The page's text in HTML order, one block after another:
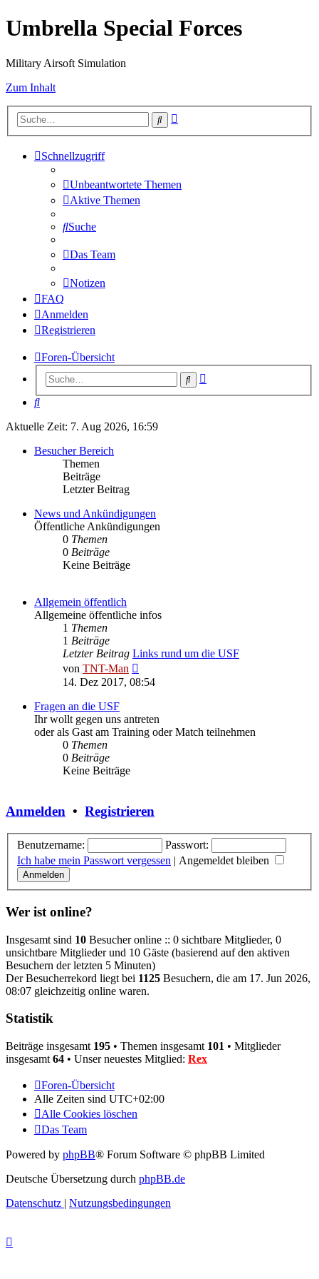
Umbrella Special Forces
Military Airsoft Simulation
Zum Inhalt
Suche
Schnellzugriff
Unbeantwortete Themen
Aktive Themen
Suche
Das Team
Notizen
FAQ
Anmelden
Registrieren
Foren-Übersicht
Suche
Suche
Aktuelle Zeit: 7. Aug 2026, 16:59
Besucher Bereich
Themen
Beiträge
Letzter Beitrag
News und Ankündigungen
Öffentliche Ankündigungen
0 Themen
0 Beiträge
Keine Beiträge
Allgemein öffentlich
Allgemeine öffentliche infos
1 Themen
1 Beiträge
Letzter Beitrag Links rund um die USF
von TNT-Man
Beitrag
14. Dez 2017, 08:54
Fragen an die USF
Ihr wollt gegen uns antreten
oder als Gast am Training oder Match teilnehmen
0 Themen
0 Beiträge
Keine Beiträge
Anmelden • Registrieren
Benutzername:
Passwort:
Ich habe mein Passwort vergessen | Angemeldet bleiben
Wer ist online?
Insgesamt sind 10 Besucher online :: 0 sichtbare Mitglieder, 0
unsichtbare Mitglieder und 10 Gäste (basierend auf den aktiven
Besuchern der letzten 5 Minuten)
Der Besucherrekord liegt bei 1125 Besuchern, die am 17. Jun 2026,
08:07 gleichzeitig online waren.
Statistik
Beiträge insgesamt 195 • Themen insgesamt 101 • Mitglieder
insgesamt 64 • Unser neuestes Mitglied: Rex
Foren-Übersicht
Alle Zeiten sind UTC+02:00
Alle Cookies löschen
Das Team
Powered by phpBB® Forum Software © phpBB Limited
Deutsche Übersetzung durch phpBB.de
Datenschutz | Nutzungsbedingungen